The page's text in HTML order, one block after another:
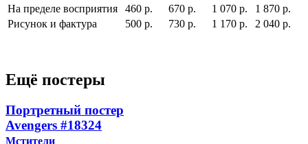
На пределе восприятия
460 р. 670 р. 1 070 р.
1 870 р.
Рисунок и фактура
500 р. 730 р. 1 170 р. 2 040 р.
Ещё постеры
Портретный постер
Avengers #18324
Мстители